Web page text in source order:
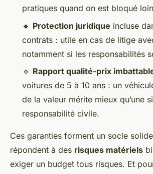
pratiques quand on est bloqué
🔹 Protection juridique incluse
contrats : utile en cas de litige
notamment si les responsabilités
🔹 Rapport qualité-prix
voitures de 5 à 10 ans : un
de la valeur mérite mieux qu’une
responsabilité civile.
Ces garanties forment un socle
répondent à des risques matériels
exiger un budget tous risques. Et